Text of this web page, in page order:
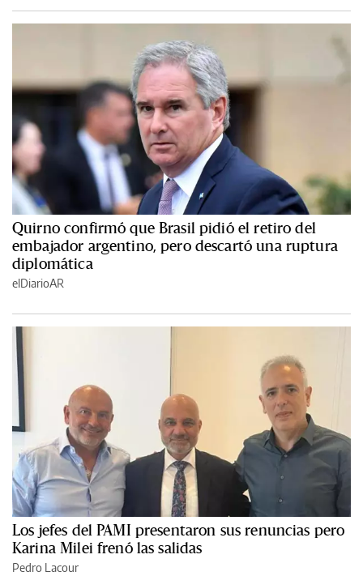
Quirno confirmó que Brasil pidió el retiro del
embajador argentino, pero descartó una ruptura
diplomática
elDiarioAR
Los jefes del PAMI presentaron sus renuncias pero
Karina Milei frenó las salidas
Pedro Lacour